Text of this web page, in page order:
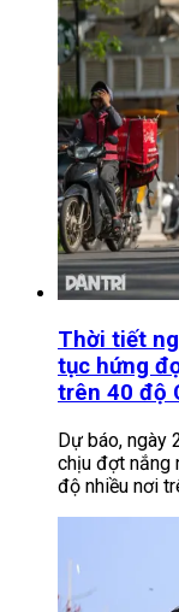
Thời tiết
tục hứng
trên 40 độ
Dự báo, ngày
chịu đợt nắng
độ nhiều nơi